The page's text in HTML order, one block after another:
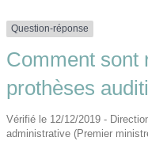
Question-réponse
Comment sont
prothèses
Vérifié le 12/12/2019 -
administrative (Premier